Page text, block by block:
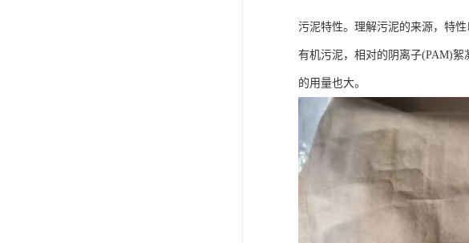
污泥特性。理解污泥的来源，特
有机污泥，相对的阴离子(PAM)
的用量也大。